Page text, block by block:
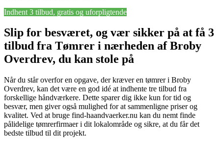
Indhent 3 tilbud, gratis og uforpligtende
Slip for besværet, og vær sikker på at få 3
tilbud fra Tømrer i nærheden af Broby
Overdrev, du kan stole på
Når du står overfor en opgave, der kræver en tømrer i Broby
Overdrev, kan det være en god idé at indhente tre tilbud fra
forskellige håndværkere. Dette sparer dig ikke kun for tid og
besvær, men giver også mulighed for at sammenligne priser og
kvalitet. Ved at bruge find-haandvaerker.nu kan du nemt finde
pålidelige tømrerfirmaer i dit lokalområde og sikre, at du får det
bedste tilbud til dit projekt.